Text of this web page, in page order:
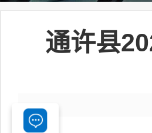
通许县